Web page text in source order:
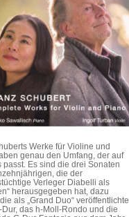
Werke für Violine und
genau den Umfang, der auf
passt. Es sind die drei Sonaten
die der
Verleger Diabelli als
herausgegeben hat, dazu
als „Grand Duo“ veröffentlichte
Dur, das h-Moll-Rondo und die